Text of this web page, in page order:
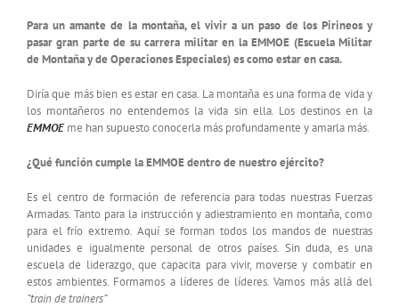
Para un amante de la montaña, el vivir a un paso de los Pirineos y
pasar gran parte de su carrera militar en la EMMOE (Escuela Militar
de Montaña y de Operaciones Especiales) es como estar en casa.
Diría que más bien es estar en casa. La montaña es una forma de vida y
los montañeros no entendemos la vida sin ella. Los destinos en la
EMMOEme han supuesto conocerla más profundamente y amarla más.
¿Qué función cumple la EMMOE dentro de nuestro ejército?
Es el centro de formación de referencia para todas nuestras Fuerzas
Armadas. Tanto para la instrucción y adiestramiento en montaña, como
para el frío extremo. Aquí se forman todos los mandos de nuestras
unidades e igualmente personal de otros países. Sin duda, es una
escuela de liderazgo, que capacita para vivir, moverse y combatir en
estos ambientes. Formamos a líderes de líderes. Vamos más allá del
“train de trainers”